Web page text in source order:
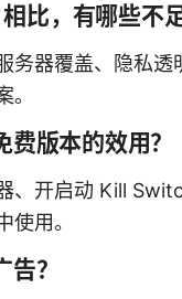
比，有哪些不足
务器覆盖、隐私透
。
版本的效用？
、开启动 Kill
使用。
？